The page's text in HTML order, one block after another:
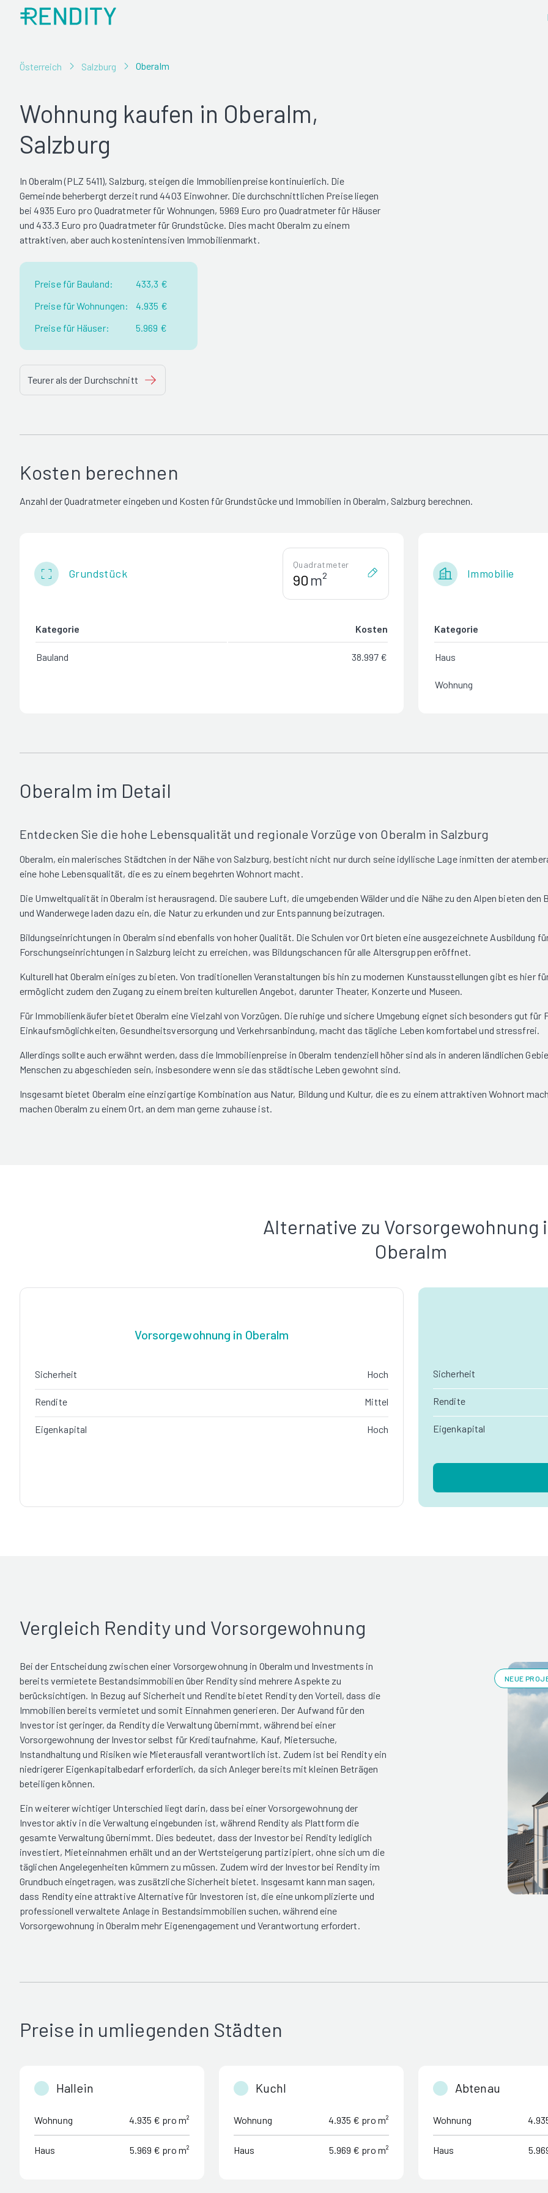
Österreich Salzburg Oberalm
Wohnung kaufen in Oberalm,
Salzburg
In Oberalm (PLZ 5411), Salzburg, steigen die Immobilienpreise kontinuierlich. Die
Gemeinde beherbergt derzeit rund 4403 Einwohner. Die durchschnittlichen Preise liegen
bei 4935 Euro pro Quadratmeter für Wohnungen, 5969 Euro pro Quadratmeter für Häuser
und 433.3 Euro pro Quadratmeter für Grundstücke. Dies macht Oberalm zu einem
attraktiven, aber auch kostenintensiven Immobilienmarkt.
Preise für Bauland:
433,3 €
Preise für Wohnungen:
4.935 €
Preise für Häuser:
5.969 €
Teurer als der Durchschnitt
Kosten berechnen
Anzahl der Quadratmeter eingeben und Kosten für Grundstücke und Immobilien in Oberalm, Salzburg berechnen.
Grundstück
Quadratmeter
m²
Kategorie Kosten
Bauland 38.997 €
Immobilie
Kategorie
Haus
Wohnung
Oberalm im Detail
Entdecken Sie die hohe Lebensqualität und regionale Vorzüge von Oberalm in Salzburg
Oberalm, ein malerisches Städtchen in der Nähe von Salzburg, besticht nicht nur durch seine idyllische Lage inmitten der
eine hohe Lebensqualität, die es zu einem begehrten Wohnort macht.
Die Umweltqualität in Oberalm ist herausragend. Die saubere Luft, die umgebenden Wälder und die Nähe zu den Alpen bieten
und Wanderwege laden dazu ein, die Natur zu erkunden und zur Entspannung beizutragen.
Bildungseinrichtungen in Oberalm sind ebenfalls von hoher Qualität. Die Schulen vor Ort bieten eine ausgezeichnete Ausbildung
Forschungseinrichtungen in Salzburg leicht zu erreichen, was Bildungschancen für alle Altersgruppen eröffnet.
Kulturell hat Oberalm einiges zu bieten. Von traditionellen Veranstaltungen bis hin zu modernen Kunstausstellungen gibt es hier
ermöglicht zudem den Zugang zu einem breiten kulturellen Angebot, darunter Theater, Konzerte und Museen.
Für Immobilienkäufer bietet Oberalm eine Vielzahl von Vorzügen. Die ruhige und sichere Umgebung eignet sich besonders gut
Einkaufsmöglichkeiten, Gesundheitsversorgung und Verkehrsanbindung, macht das tägliche Leben komfortabel und stressfrei.
Allerdings sollte auch erwähnt werden, dass die Immobilienpreise in Oberalm tendenziell höher sind als in anderen ländlichen
Menschen zu abgeschieden sein, insbesondere wenn sie das städtische Leben gewohnt sind.
Insgesamt bietet Oberalm eine einzigartige Kombination aus Natur, Bildung und Kultur, die es zu einem attraktiven Wohnort
machen Oberalm zu einem Ort, an dem man gerne zuhause ist.
Alternative zu Vorsorgewohnung
Oberalm
Vorsorgewohnung in Oberalm
Sicherheit Hoch
Rendite Mittel
Eigenkapital Hoch
Sicherheit
Rendite
Eigenkapital
Vergleich Rendity und Vorsorgewohnung
Bei der Entscheidung zwischen einer Vorsorgewohnung in Oberalm und Investments in
bereits vermietete Bestandsimmobilien über Rendity sind mehrere Aspekte zu
berücksichtigen. In Bezug auf Sicherheit und Rendite bietet Rendity den Vorteil, dass die
Immobilien bereits vermietet und somit Einnahmen generieren. Der Aufwand für den
Investor ist geringer, da Rendity die Verwaltung übernimmt, während bei einer
Vorsorgewohnung der Investor selbst für Kreditaufnahme, Kauf, Mietersuche,
Instandhaltung und Risiken wie Mieterausfall verantwortlich ist. Zudem ist bei Rendity ein
niedrigerer Eigenkapitalbedarf erforderlich, da sich Anleger bereits mit kleinen Beträgen
beteiligen können.
Ein weiterer wichtiger Unterschied liegt darin, dass bei einer Vorsorgewohnung der
Investor aktiv in die Verwaltung eingebunden ist, während Rendity als Plattform die
gesamte Verwaltung übernimmt. Dies bedeutet, dass der Investor bei Rendity lediglich
investiert, Mieteinnahmen erhält und an der Wertsteigerung partizipiert, ohne sich um die
täglichen Angelegenheiten kümmern zu müssen. Zudem wird der Investor bei Rendity im
Grundbuch eingetragen, was zusätzliche Sicherheit bietet. Insgesamt kann man sagen,
dass Rendity eine attraktive Alternative für Investoren ist, die eine unkomplizierte und
professionell verwaltete Anlage in Bestandsimmobilien suchen, während eine
Vorsorgewohnung in Oberalm mehr Eigenengagement und Verantwortung erfordert.
NEUE
Preise in umliegenden Städten
Hallein
Wohnung 4.935 € pro m²
Haus 5.969 € pro m²
Kuchl
Wohnung 4.935 € pro m²
Haus 5.969 € pro m²
Abtenau
Wohnung
Haus